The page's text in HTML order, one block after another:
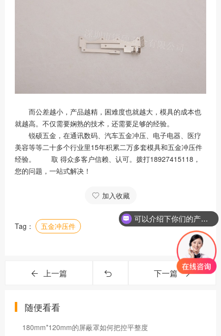
而公差越小，产品越精，困难度也就越大，模具的成本也
就越高。不仅需要娴熟的技术，还需要足够的经验。
锐硕五金，在通讯数码、汽车五金冲压、电子电器、医疗
美容等等二十多个行业里15年积累二万多套模具和五金冲压件
经验。 取 得众多客户信赖、认可。拨打18927415118 ，
您的问题，一站式解决！
加入收藏
Tag： 五金冲压件
上一篇 下一篇
随便看看
180mm*120mm的屏蔽罩如何把控平整度
可以介绍下你们的产品么？